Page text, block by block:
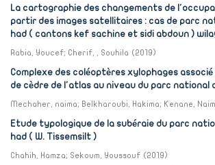
La cartographie des changements de
partir des images satellitaires : cas de parc
had ( cantons kef sachine et sidi abdoun )
Rabia, Youcef; Cherif, , Souhila (2019)
Complexe des coléoptères xylophages
de cèdre de l'atlas au niveau du parc national
Mechaher, naima; Belkharoubi, Hakima; Kenane,
Etude typologique de la subéraie du parc
had ( W. Tissemsilt )
Chahih, Hamza; Sekoum, Youssouf (2019)